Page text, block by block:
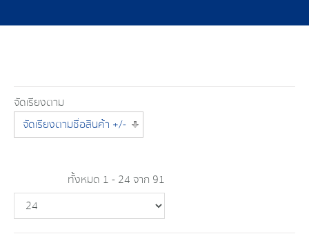
จัดเรียงตาม
จัดเรียงตามชื่อสินค้า +/-
ทั้งหมด 1 - 24 จาก 91